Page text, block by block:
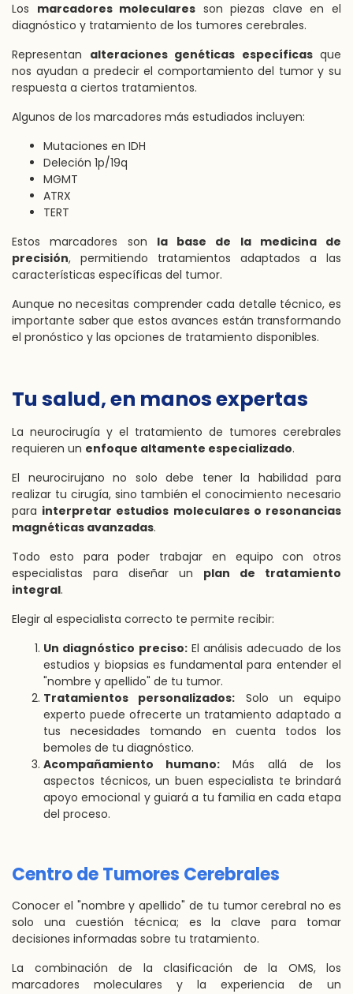
Los marcadores moleculares son piezas clave en el
diagnóstico y tratamiento de los tumores cerebrales.
Representan alteraciones genéticas específicasque
nos ayudan a predecir el comportamiento del tumor y su
respuesta a ciertos tratamientos.
Algunos de los marcadores más estudiados incluyen:
Mutaciones en IDH
Deleción 1p/19q
MGMT
ATRX
TERT
Estos marcadores son la base de la medicina de
precisión, permitiendo tratamientos adaptados a las
características específicas del tumor.
Aunque no necesitas comprender cada detalle técnico, es
importante saber que estos avances están transformando
el pronóstico y las opciones de tratamiento disponibles.
Tu salud, en manos expertas
La neurocirugía y el tratamiento de tumores cerebrales
requieren un enfoque altamente especializado.
El neurocirujano no solo debe tener la habilidad para
realizar tu cirugía, sino también el conocimiento necesario
para interpretar estudios moleculares o resonancias
magnéticas avanzadas.
Todo esto para poder trabajar en equipo con otros
especialistas para diseñar un plan de tratamiento
integral.
Elegir al especialista correcto te permite recibir:
Un diagnóstico preciso:El análisis adecuado de los
estudios y biopsias es fundamental para entender el
"nombre y apellido" de tu tumor.
Tratamientos personalizados: Solo un equipo
experto puede ofrecerte un tratamiento adaptado a
tus necesidades tomando en cuenta todos los
bemoles de tu diagnóstico.
Acompañamiento humano: Más allá de los
aspectos técnicos, un buen especialista te brindará
apoyo emocional y guiará a tu familia en cada etapa
del proceso.
Centro de Tumores Cerebrales
Conocer el "nombre y apellido" de tu tumor cerebral no es
solo una cuestión técnica; es la clave para tomar
decisiones informadas sobre tu tratamiento.
La combinación de la clasificación de la OMS, los
marcadores moleculares y la experiencia de un